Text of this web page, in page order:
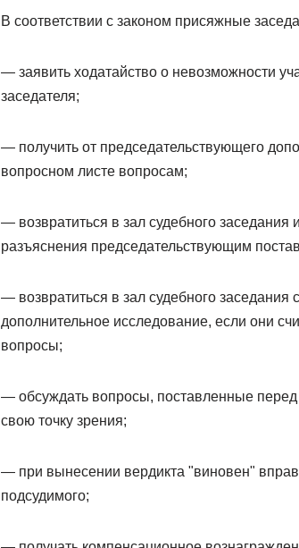
В соответствии с законом присяжные
— заявить ходатайство о невозможности
заседателя;
— получить от председательствующего
вопросном листе вопросам;
— возвратиться в зал судебного
разъяснения председательствующим
— возвратиться в зал судебного заседания
дополнительное исследование, если они
вопросы;
— обсуждать вопросы, поставленные
свою точку зрения;
— при вынесении вердикта "виновен"
подсудимого;